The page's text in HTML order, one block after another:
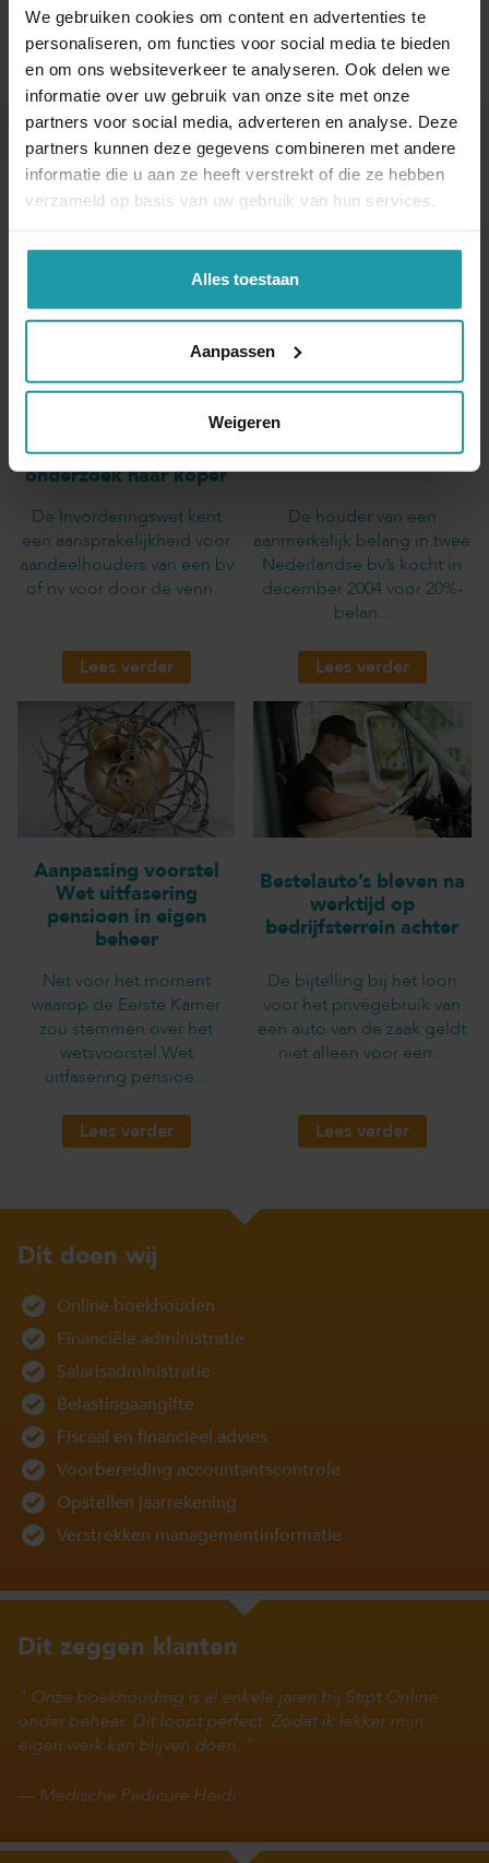
We gebruiken cookies om content en advertenties te
personaliseren, om functies voor social media te bieden
en om ons websiteverkeer te analyseren. Ook delen we
informatie over uw gebruik van onze site met onze
partners voor social media, adverteren en analyse. Deze
partners kunnen deze gegevens combineren met andere
informatie die u aan ze heeft verstrekt of die ze hebben
verzameld op basis van uw gebruik van hun services.
Alles toestaan
Aanpassen
Weigeren
Andere interessante artikelen
aandeelhouder deed
onvoldoende
onderzoek naar koper
De Invorderingswet kent
een aansprakelijkheid voor
aandeelhouders van een bv
of nv voor door de venn...
Lees verder
Overdracht aandelen
waarde
De houder van een
aanmerkelijk belang in twee
Nederlandse bv’s kocht in
december 2004 voor 20%-
belan...
Lees verder
Aanpassing voorstel
Wet uitfasering
pensioen in eigen
beheer
Net voor het moment
waarop de Eerste Kamer
zou stemmen over het
wetsvoorstel Wet
uitfasering pensioe...
Lees verder
Bestelauto’s bleven na
werktijd op
bedrijfsterrein achter
De bijtelling bij het loon
voor het privégebruik van
een auto van de zaak geldt
niet alleen voor een...
Lees verder
Dit doen wij
Online boekhouden
Financiële administratie
Salarisadministratie
Belastingaangifte
Fiscaal en financieel advies
Voorbereiding accountantscontrole
Opstellen jaarrekening
Verstrekken managementinformatie
Dit zeggen klanten
Onze boekhouding is al enkele jaren bij Stipt Online
onder beheer. Dit loopt perfect. Zodat ik lekker mijn
eigen werk kan blijven doen.
— Medische Pedicure Heidi